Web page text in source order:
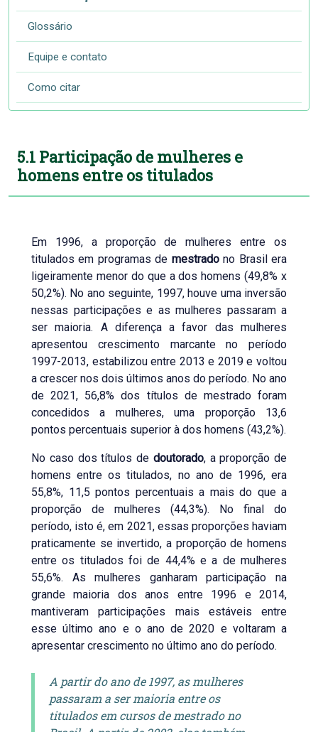
Glossário
Equipe e contato
Como citar
5.1 Participação de mulheres e
homens entre os titulados
Em 1996, a proporção de mulheres entre os
titulados em programas de mestradono Brasil era
ligeiramente menor do que a dos homens (49,8% x
50,2%). No ano seguinte, 1997, houve uma inversão
nessas participações e as mulheres passaram a
ser maioria. A diferença a favor das mulheres
apresentou crescimento marcante no período
1997-2013, estabilizou entre 2013 e 2019 e voltou
a crescer nos dois últimos anos do período. No ano
de 2021, 56,8% dos títulos de mestrado foram
concedidos a mulheres, uma proporção 13,6
pontos percentuais superior à dos homens (43,2%).
No caso dos títulos de doutorado, a proporção de
homens entre os titulados, no ano de 1996, era
55,8%, 11,5 pontos percentuais a mais do que a
proporção de mulheres (44,3%). No final do
período, isto é, em 2021, essas proporções haviam
praticamente se invertido, a proporção de homens
entre os titulados foi de 44,4% e a de mulheres
55,6%. As mulheres ganharam participação na
grande maioria dos anos entre 1996 e 2014,
mantiveram participações mais estáveis entre
esse último ano e o ano de 2020 e voltaram a
apresentar crescimento no último ano do período.
A partir do ano de 1997, as mulheres
passaram a ser maioria entre os
titulados em cursos de mestrado no